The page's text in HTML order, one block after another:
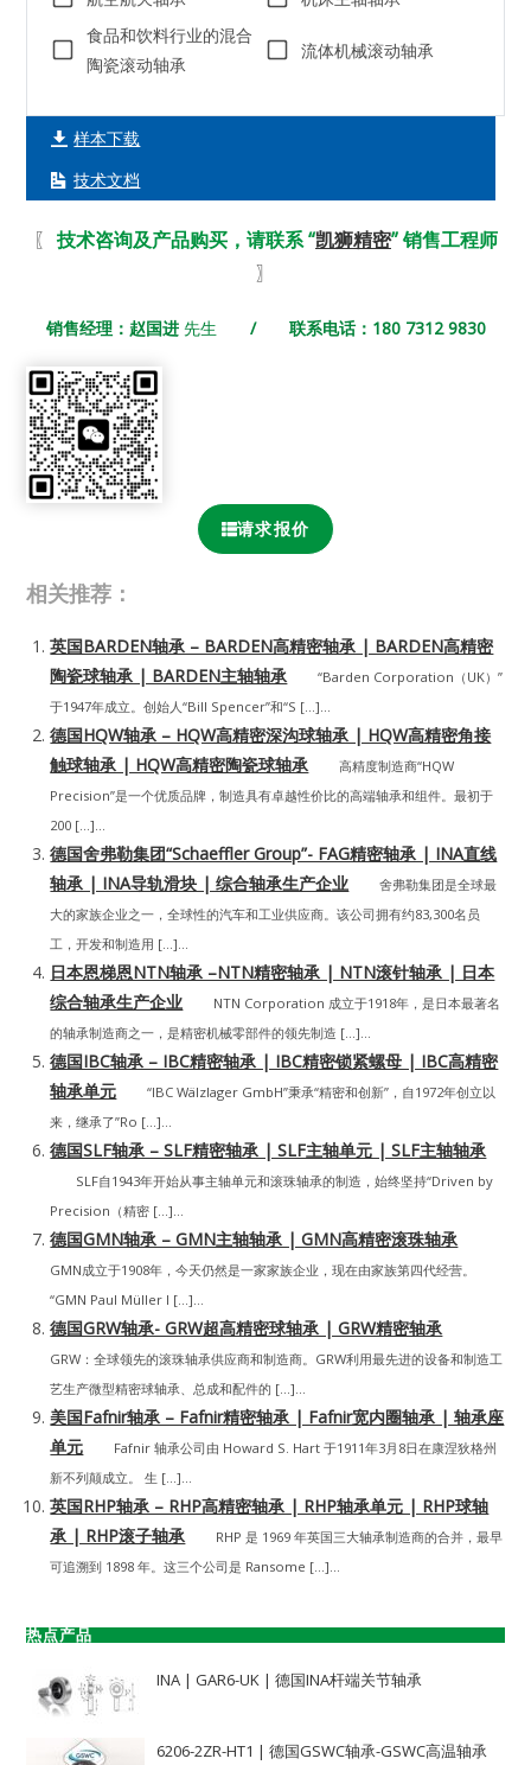
食品和饮料行业的混合
陶瓷滚动轴承
流体机械滚动轴承
样本下载
技术文档
〖 技术咨询及产品购买，请联系 “凯狮精密” 销售工程师
〗
销售经理：赵国进 先生 / 联系电话：180 7312 9830
请求报价
相关推荐：
英国BARDEN轴承 – BARDEN高精密轴承 | BARDEN高精密
陶瓷球轴承 | BARDEN主轴轴承
“Barden Corporation（UK）”
于1947年成立。创始人“Bill Spencer”和“S […]...
德国HQW轴承 – HQW高精密深沟球轴承 | HQW高精密角接
触球轴承 | HQW高精密陶瓷球轴承
高精度制造商“HQW
Precision”是一个优质品牌，制造具有卓越性价比的高端轴承和组件。最初于
200 […]...
德国舍弗勒集团“Schaeffler Group”- FAG精密轴承 | INA直线
轴承 | INA导轨滑块 | 综合轴承生产企业
舍弗勒集团是全球最
大的家族企业之一，全球性的汽车和工业供应商。该公司拥有约83,300名员
工，开发和制造用 […]...
日本恩梯恩NTN轴承 –NTN精密轴承 | NTN滚针轴承 | 日本
综合轴承生产企业
NTN Corporation 成立于1918年，是日本最著名
的轴承制造商之一，是精密机械零部件的领先制造 […]...
德国IBC轴承 – IBC精密轴承 | IBC精密锁紧螺母 | IBC高精密
轴承单元
“IBC Wälzlager GmbH”秉承“精密和创新”，自1972年创立以
来，继承了”Ro […]...
德国SLF轴承 – SLF精密轴承 | SLF主轴单元 | SLF主轴轴承
SLF自1943年开始从事主轴单元和滚珠轴承的制造，始终坚持“Driven by
Precision（精密 […]...
德国GMN轴承 – GMN主轴轴承 | GMN高精密滚珠轴承
GMN成立于1908年，今天仍然是一家家族企业，现在由家族第四代经营。
“GMN Paul Müller I […]...
德国GRW轴承- GRW超高精密球轴承 | GRW精密轴承
GRW：全球领先的滚珠轴承供应商和制造商。GRW利用最先进的设备和制造工
艺生产微型精密球轴承、总成和配件的 […]...
美国Fafnir轴承 – Fafnir精密轴承 | Fafnir宽内圈轴承 | 轴承座
单元
Fafnir 轴承公司由 Howard S. Hart 于1911年3月8日在康涅狄格州
新不列颠成立。 生 […]...
英国RHP轴承 – RHP高精密轴承 | RHP轴承单元 | RHP球轴
承 | RHP滚子轴承
RHP 是 1969 年英国三大轴承制造商的合并，最早
可追溯到 1898 年。这三个公司是 Ransome […]...
热点产品
INA | GAR6-UK | 德国INA杆端关节轴承
6206-2ZR-HT1 | 德国GSWC轴承-GSWC高温轴承